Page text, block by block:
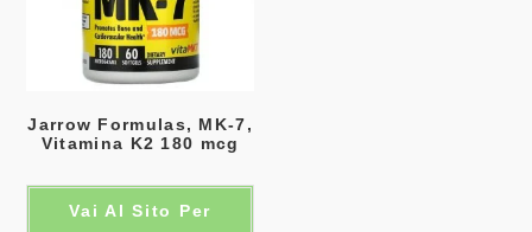
Jarrow Formulas, MK-7,
Vitamina K2 180 mcg
Vai Al Sito Per